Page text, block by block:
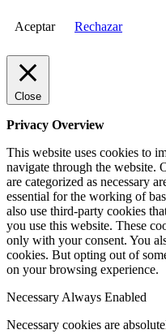
Aceptar Rechazar
Close
Privacy Overview
This website uses cookies to
navigate through the website.
are categorized as necessary
essential for the working of
also use third-party cookies
you use this website. These
only with your consent. You
cookies. But opting out of
on your browsing experience.
Necessary Always Enabled
Necessary cookies are